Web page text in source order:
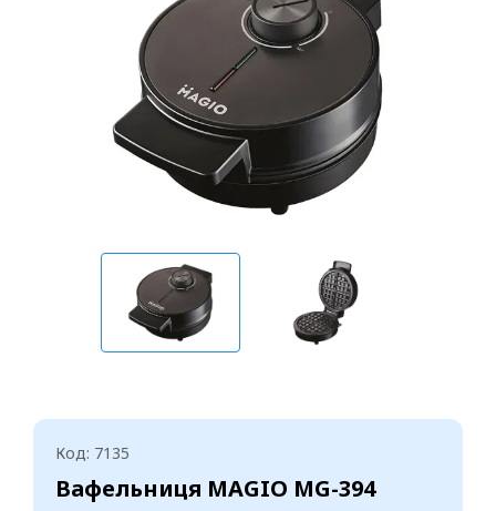
Код: 7135
Вафельниця MAGIO MG-394